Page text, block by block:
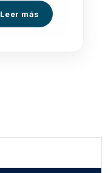
Leer más